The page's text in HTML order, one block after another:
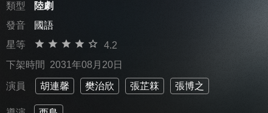
類型
陸劇
發音
國語
星等
4.2
下架時間 2031年08月20日
演員 胡連馨 樊治欣 張芷箖 張博之